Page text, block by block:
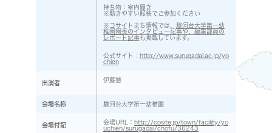
持ち物：室内履き
※動きやすい服装でご参加ください
※コサイトまち情報では、 駿河台大学第一幼
稚園園長のインタビュー記事や、編集部員の
レポート記事も掲載しています。
公式サイト： http://www.surugadai.ac.jp/yo
chien
出演者 伊藤慧
会場名称 駿河台大学第一幼稚園
会場付記 会場URL： http://cosite.jp/town/facility/yo
uchien/surugadai/chofu/36243